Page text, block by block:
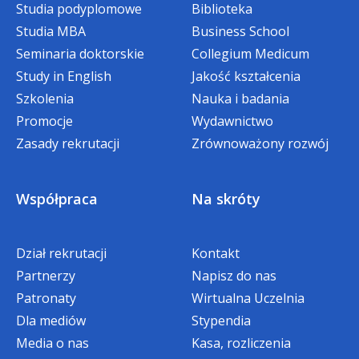
możliwość wprowadzenia zmian
w programie studiów.
Studia kończą się egzaminami zaliczającymi
poszczególne semestry nauki.
Studia podyplomowe
Studia MBA
Seminaria doktorskie
Study in English
Szkolenia
Promocje
Zasady rekrutacji
Biblioteka
Business School
Collegium Medicum
Jakość kształcenia
Nauka i badania
Wydawnictwo
Zrównoważony rozwój
Współpraca
Dział rekrutacji
Partnerzy
Patronaty
Dla mediów
Media o nas
Na skróty
Kontakt
Napisz do nas
Wirtualna Uczelnia
Stypendia
Kasa, rozliczenia